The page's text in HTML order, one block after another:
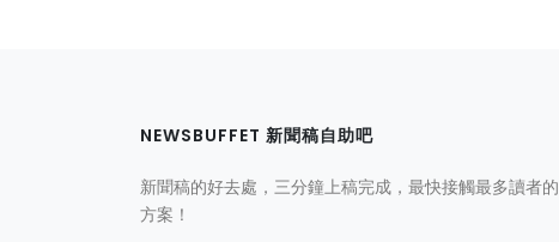
NEWSBUFFET 新聞稿自助吧
新聞稿的好去處，三分鐘上稿完成，最快接觸最多讀者的
方案！